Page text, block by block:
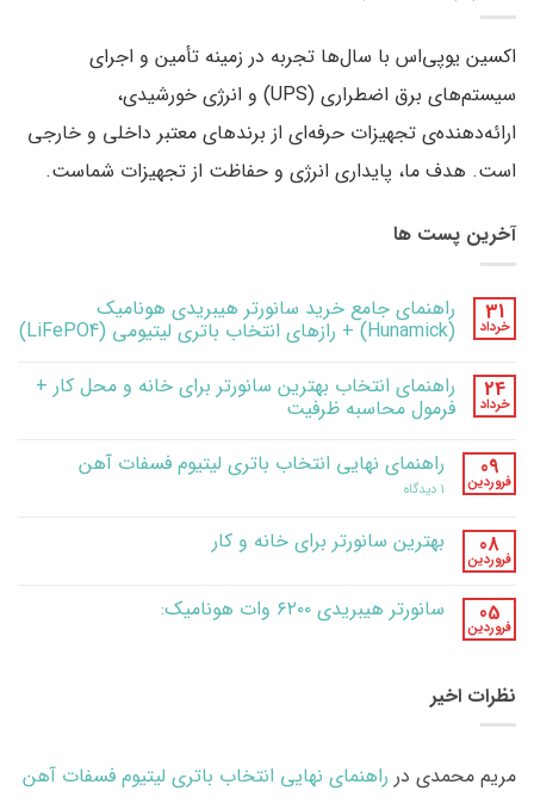
اکسین یوپی‌اس با سال‌ها تجربه در زمینه تأمین و اجرای
سیستم‌های برق اضطراری (UPS) و انرژی خورشیدی،
ارائه‌دهنده‌ی تجهیزات حرفه‌ای از برندهای معتبر داخلی و خارجی
است. هدف ما، پایداری انرژی و حفاظت از تجهیزات شماست.
آخرین پست ها
31
خرداد
راهنمای جامع خرید سانورتر هیبریدی هونامیک
(Hunamick) + رازهای انتخاب باتری لیتیومی (LiFePO4)
برای
راهنمای
جامع
هیبریدی
هونامیک
انتخاب
باتری
ثبت
نشده 24
خرداد
راهنمای انتخاب بهترین سانورتر برای خانه و محل کار +
فرمول محاسبه ظرفیت
برای
راهنمای
انتخاب
برای
خانه
ثبت
نشده 09
فروردین
راهنمای نهایی انتخاب باتری لیتیوم فسفات آهن
۱ دیدگاه برای
انتخاب
باتری 08
فروردین
بهترین سانورتر برای خانه و کار
بهترین
سانورتر
ثبت
نشده 05
فروردین
سانورتر هیبریدی ۶۲۰۰ وات هونامیک:
هیبریدی
۶۲۰۰
نظرات اخیر
مریم محمدی در راهنمای نهایی انتخاب باتری لیتیوم فسفات آهن